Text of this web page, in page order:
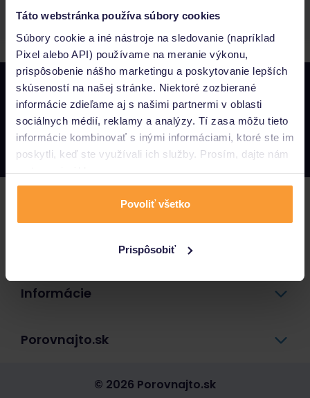
Táto webstránka používa súbory cookies
Súbory cookie a iné nástroje na sledovanie (napríklad
Pixel alebo API) používame na meranie výkonu,
prispôsobenie nášho marketingu a poskytovanie lepších
skúseností na našej stránke. Niektoré zozbierané
informácie zdieľame aj s našimi partnermi v oblasti
sociálnych médií, reklamy a analýzy. Tí zasa môžu tieto
informácie kombinovať s inými informáciami, ktoré ste im
poskytli, keď ste využívali ich služby. Prosím, dajte nám
na to svoj súhlas.
Povoliť všetko
Prispôsobiť
Napíšte nám
info@porovnajto.sk
Zavolajte nám
0800 400 300
Informácie
Porovnajto.sk
© 2026 Porovnajto.sk